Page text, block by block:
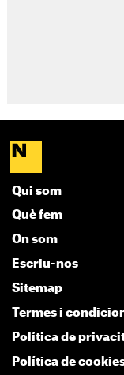
Qui som
Què fem
On som
Escriu-nos
Sitemap
Termes i
Política de
Política de